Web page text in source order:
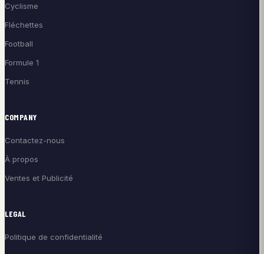
Cyclisme
Fléchettes
Football
Formule 1
Tennis
COMPANY
Contactez-nous
À propos
Ventes et Publicité
LEGAL
Politique de confidentialité